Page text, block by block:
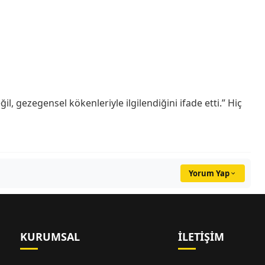
gezegensel kökenleriyle ilgilendiğini ifade etti.” Hiç
Yorum Yap
KURUMSAL İLETIŞIM